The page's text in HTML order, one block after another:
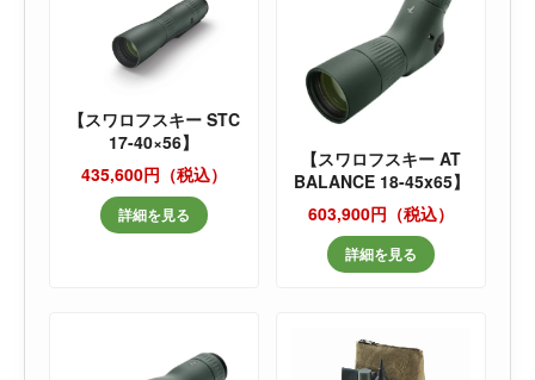
【スワロフスキー STC
17-40×56】
435,600円（税込）
詳細を見る
【スワロフスキー AT
BALANCE 18-45x65】
603,900円（税込）
詳細を見る